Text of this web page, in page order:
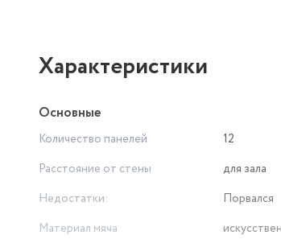
Характеристики
Основные
Количество панелей
12
Расстояние от стены
для зала
Недостатки:
Порвался
Материал мяча